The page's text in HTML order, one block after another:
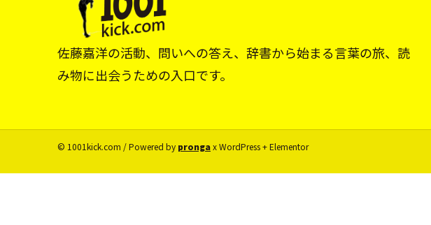
佐藤嘉洋の活動、問いへの答え、辞書から始まる言葉の旅、読
み物に出会うための入口です。
© 1001kick.com / Powered by prongax WordPress + Elementor